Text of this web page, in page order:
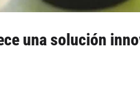
una solución